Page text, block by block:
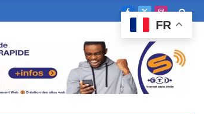
Facebook
X
(Twitter)
FR